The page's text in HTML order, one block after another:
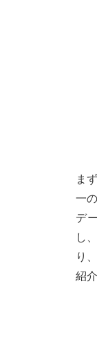
ま
一
デ
し
り
紹